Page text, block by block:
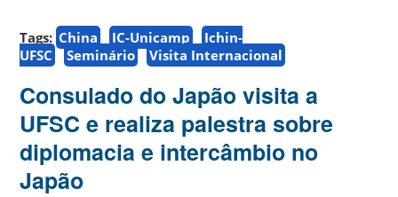
Tags: China IC-Unicamp
Ichin-
UFSC
Seminário Visita Internacional
Consulado do Japão visita a
UFSC e realiza palestra sobre
diplomacia e intercâmbio no
Japão